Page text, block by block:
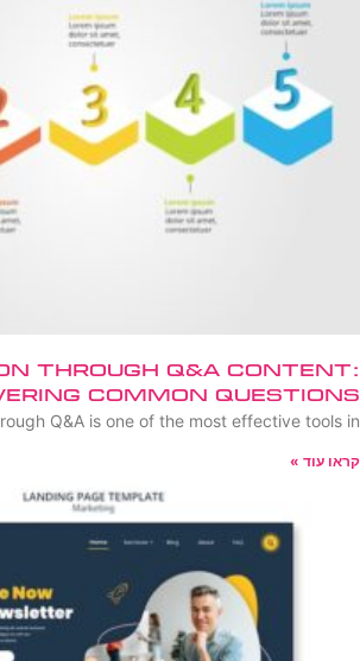
Through Q&A Content:
Common Questions
Q&A is one of the most effective tools in
קראו עוד »